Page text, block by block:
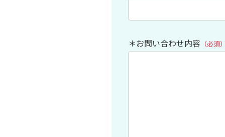
＊お問い合わせ内容 （必須